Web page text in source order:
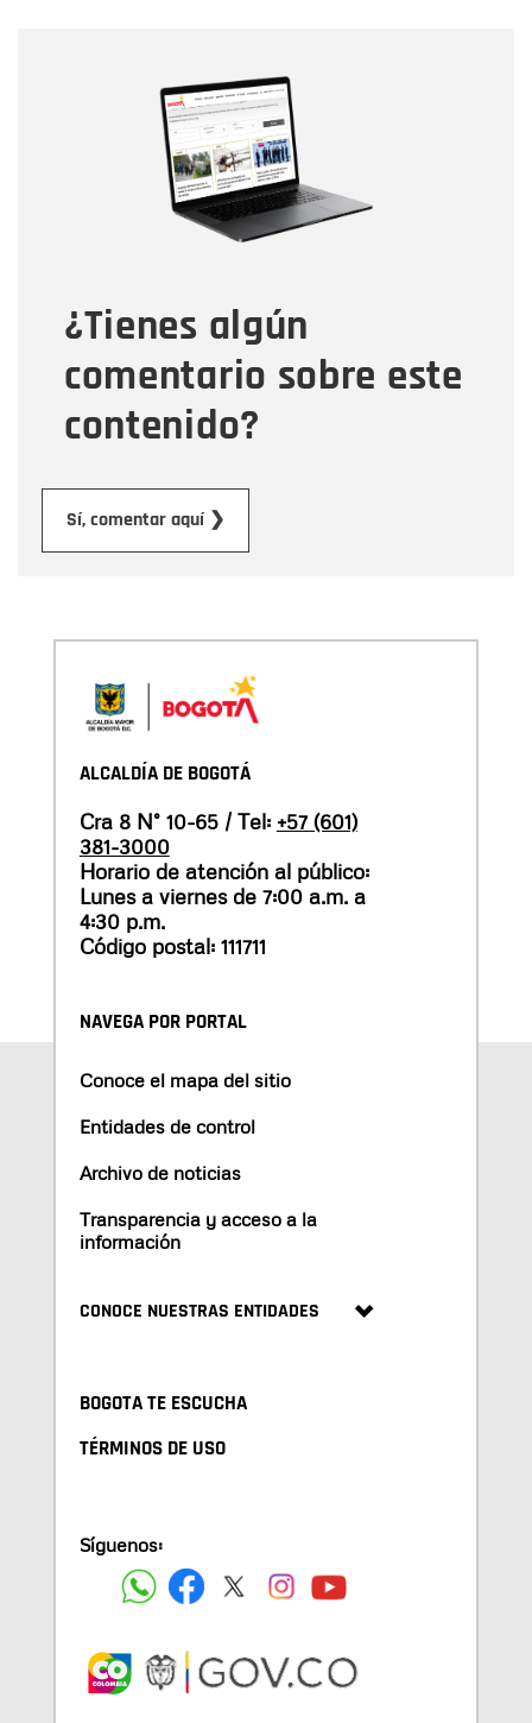
¿Tienes algún
comentario sobre este
contenido?
Sí, comentar aquí ❯
Correo electrónico
Tipo de comentario
Mensaje
ALCALDÍA DE BOGOTÁ
Cra 8 N° 10-65 / Tel: +57 (601)
381-3000
Horario de atención al público:
Lunes a viernes de 7:00 a.m. a
4:30 p.m.
Código postal: 111711
NAVEGA POR PORTAL
Conoce el mapa del sitio
Entidades de control
Archivo de noticias
Transparencia y acceso a la
información
CONOCE NUESTRAS ENTIDADES
BOGOTA TE ESCUCHA
TÉRMINOS DE USO
Síguenos: